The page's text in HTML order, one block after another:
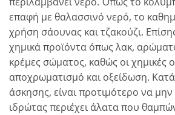
επαφή με θαλασσινό νερό, το
χρήση σάουνας και τζακούζι.
χημικά προϊόντα όπως λακ,
κρέμες σώματος, καθώς οι χημικές
αποχρωματισμό και οξείδωση. Κατά
άσκησης, είναι προτιμότερο να
ιδρώτας περιέχει άλατα που